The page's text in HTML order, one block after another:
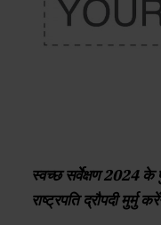
स्वच्छ सर्वेक्षण 2024 के
राष्ट्रपति द्रौपदी मुर्मु